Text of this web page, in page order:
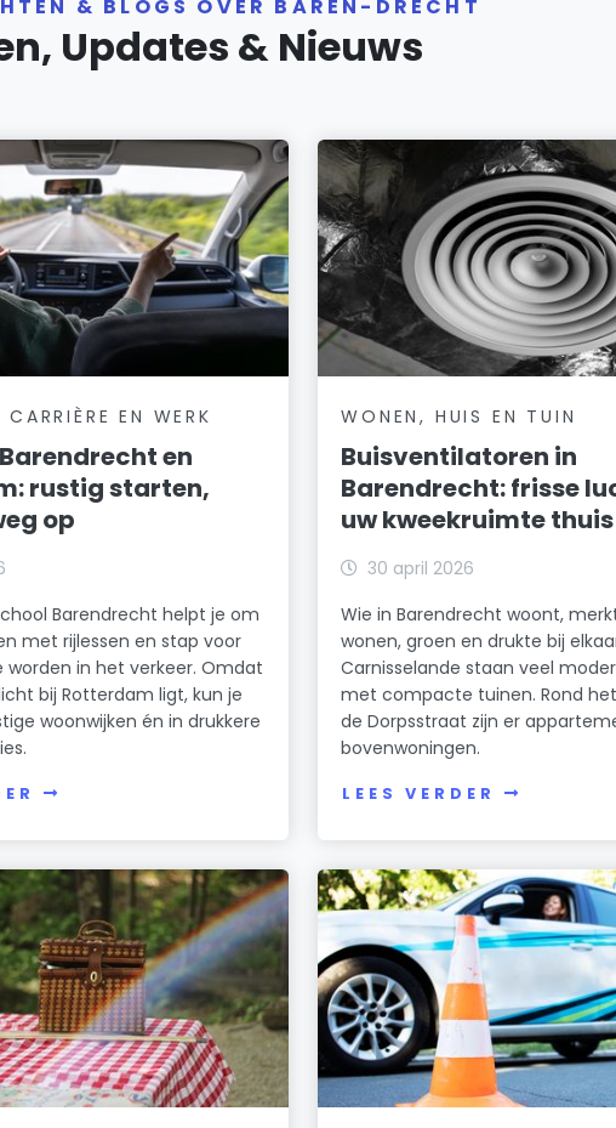
& BLOGS OVER BAREN-DRECHT
Updates & Nieuws
EN WERK
en
rustig starten,
op
Barendrecht helpt je om
met rijlessen en stap voor
worden in het verkeer. Omdat
bij Rotterdam ligt, kun je
woonwijken én in drukkere
WONEN, HUIS EN TUIN
Buisventilatoren in
Barendrecht: frisse
uw kweekruimte thuis
30 april 2026
Wie in Barendrecht woont,
wonen, groen en drukte bij
Carnisselande staan veel
met compacte tuinen. Rond
de Dorpsstraat zijn er
bovenwoningen.
LEES VERDER